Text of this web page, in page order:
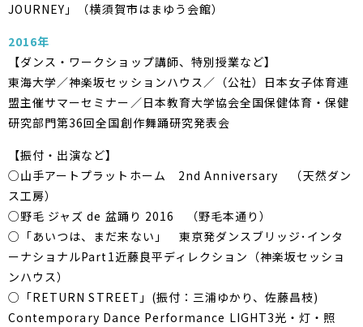
JOURNEY」（横須賀市はまゆう会館）
2016年
【ダンス・ワークショップ講師、特別授業など】
東海大学／神楽坂セッションハウス／（公社）日本女子体育連
盟主催サマーセミナー／日本教育大学協会全国保健体育・保健
研究部門第36回全国創作舞踊研究発表会
【振付・出演など】
○山手アートプラットホーム 2nd Anniversary （天然ダン
ス工房）
○野毛 ジャズ de 盆踊り 2016 （野毛本通り）
○「あいつは、まだ来ない」 東京発ダンスブリッジ･インタ
ーナショナルPart1近藤良平ディレクション（神楽坂セッショ
ンハウス）
○「RETURN STREET」(振付：三浦ゆかり、佐藤昌枝)
Contemporary Dance Performance LIGHT3光・灯・照